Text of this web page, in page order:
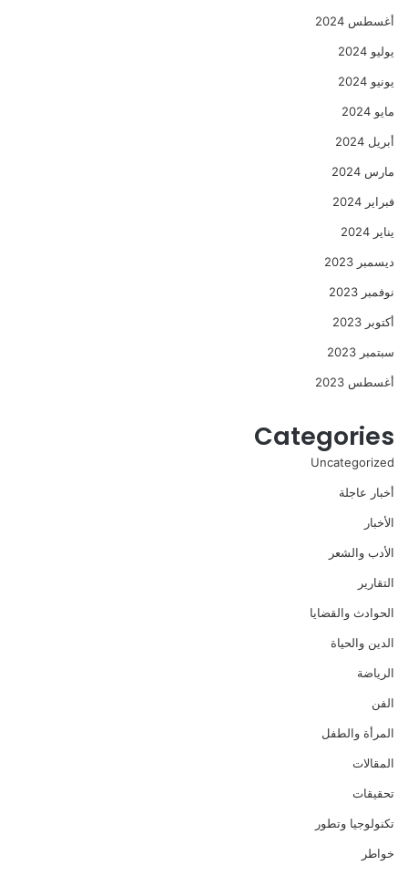
أغسطس 2024
يوليو 2024
يونيو 2024
مايو 2024
أبريل 2024
مارس 2024
فبراير 2024
يناير 2024
ديسمبر 2023
نوفمبر 2023
أكتوبر 2023
سبتمبر 2023
أغسطس 2023
Categories
Uncategorized
أخبار عاجلة
الأخبار
الأدب والشعر
التقارير
الحوادث والقضايا
الدين والحياة
الرياضة
الفن
المرأة والطفل
المقالات
تحقيقات
تكنولوجيا وتطور
خواطر